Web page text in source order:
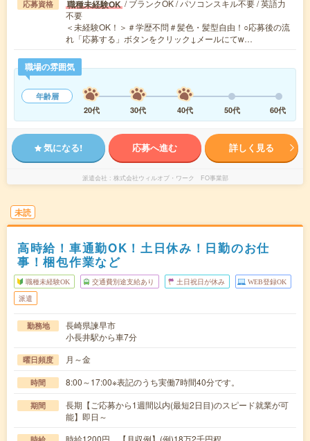
応募資格 職種未経験OK / ブランクOK / パソコンスキル不要 / 英語力
不要
＜未経験OK！＞＃学歴不問＃髪色・髪型自由！○応募後の流
れ「応募する」ボタンをクリック↓メールにてw…
職場の雰囲気
年齢層
20代
30代 40代 50代 60代
気になる! 応募へ進む 詳しく見る
派遣会社 株式会社ウィルオブ・ワーク FO事業部
未読
高時給！車通勤OK！土日休み！日勤のお仕
事！梱包作業など
職種未経験OK 交通費別途支給あり 土日祝日が休み WEB登録OK
派遣
勤務地
長崎県諫早市
小長井駅から車7分
曜日頻度 月～金
時間 8:00～17:00※表記のうち実働7時間40分です。
期間
長期【ご応募から1週間以内(最短2日目)のスピード就業が可
能】即日～